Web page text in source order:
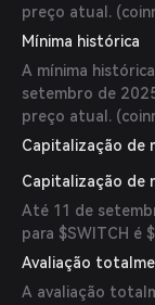
preço atual. (
Mínima histórica
A mínima
setembro de
preço atual. (
Capitalização de
Capitalização de
Até 11 de
para $SWITCH é
Avaliação
A avaliação